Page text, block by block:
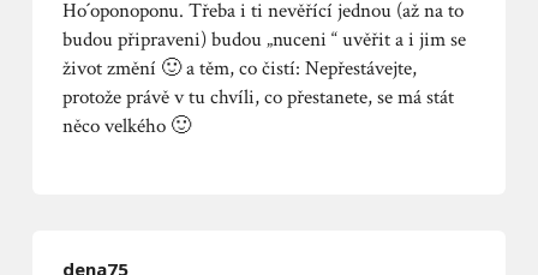
Ho´oponoponu. Třeba i ti nevěřící jednou (až na to
budou připraveni) budou „nuceni “ uvěřit a i jim se
život změní 🙂 a těm, co čistí: Nepřestávejte,
protože právě v tu chvíli, co přestanete, se má stát
něco velkého 🙂
dena75